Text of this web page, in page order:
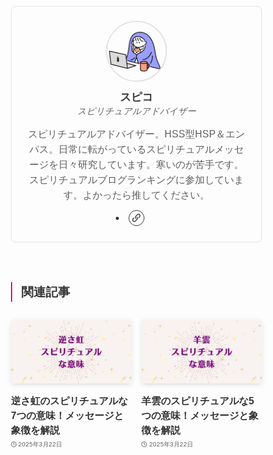
スピコ
スピリチュアルアドバイザー
スピリチュアルアドバイザー。HSS型HSP＆エン
パス。日常に転がっているスピリチュアルメッセ
ージを日々研究しています。寒いのが苦手です。
スピリチュアルブログランキングに参加していま
す。よかったら推してください。
関連記事
逆さ虹のスピリチュアルな
7つの意味！メッセージと
象徴を解説
2025年3月22日
羊雲のスピリチュアルな5
つの意味！メッセージと象
徴を解説
2025年3月22日